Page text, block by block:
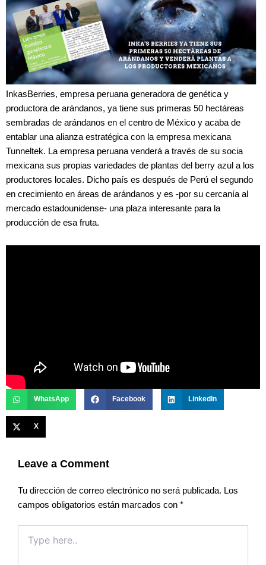
InkasBerries, empresa peruana generadora de genética y
productora de arándanos, ya tiene sus primeras 50 hectáreas
sembradas de arándanos en el centro de México y acaba de
entablar una alianza estratégica con la empresa mexicana
Tunneltek. La empresa peruana venderá a través de su socia
mexicana sus propias variedades de plantas del berry azul a los
productores locales. Dicho país es después de Perú el segundo
en crecimiento en áreas de arándanos y es -por su cercanía al
mercado estadounidense- una plaza interesante para la
producción de esa fruta.
WhatsApp Facebook LinkedIn
X
Leave a Comment
Tu dirección de correo electrónico no será publicada. Los
campos obligatorios están marcados con *
here..